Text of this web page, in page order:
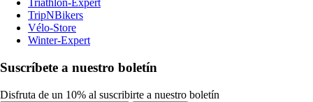
Triathlon-Expert
TripNBikers
Vélo-Store
Winter-Expert
Suscríbete a nuestro boletín
Disfruta de un 10% al suscribirte a nuestro boletín